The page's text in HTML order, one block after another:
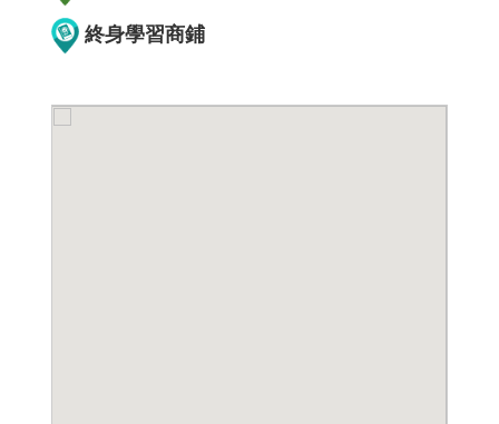
終身學習商鋪